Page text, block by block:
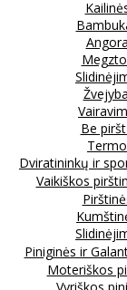
Angora
Be
Termo
Dviratininkų ir
Vaikiškos
Piniginės ir
Moteriškos
Vyriškos